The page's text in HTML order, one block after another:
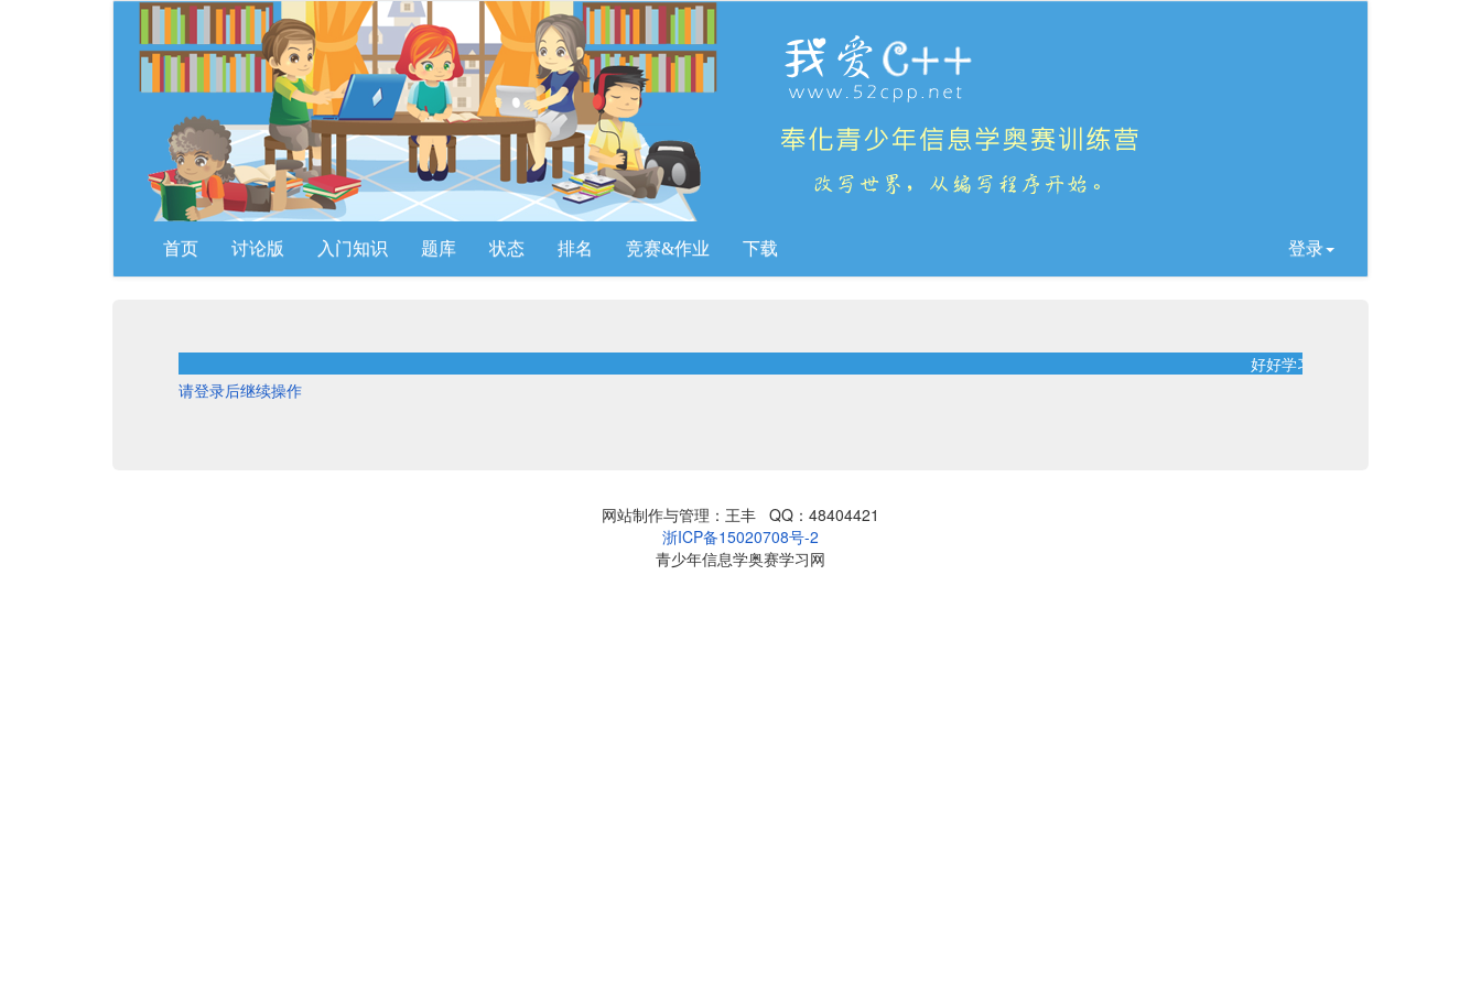
首页 讨论版 入门知识 题库 状态 排名 竞赛&作业 下载 登录
好好学习！天天向上！
请登录后继续操作
网站制作与管理：王丰 QQ：48404421
浙ICP备15020708号-2
青少年信息学奥赛学习网